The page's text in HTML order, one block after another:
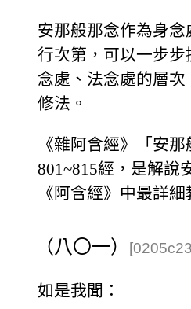
安那般那念作為身
行次第，可以一步
念處、法念處的層
修法。
《雜阿含經》「安
801~815經，是解說
《阿含經》中最詳
（八〇一）
如是我聞：